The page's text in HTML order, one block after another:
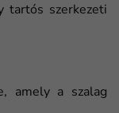
tartós szerkezeti
amely a szalag